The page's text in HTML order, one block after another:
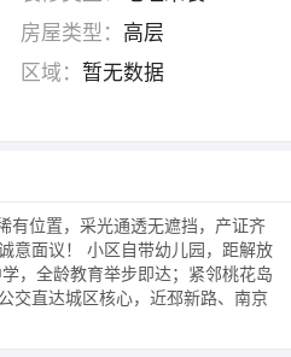
房屋类型： 高层
区域： 暂无数据
有位置，采光通透无遮挡，产证齐
意面议！ 小区自带幼儿园，距解放
，全龄教育举步即达；紧邻桃花岛
交直达城区核心，近邳新路、南京